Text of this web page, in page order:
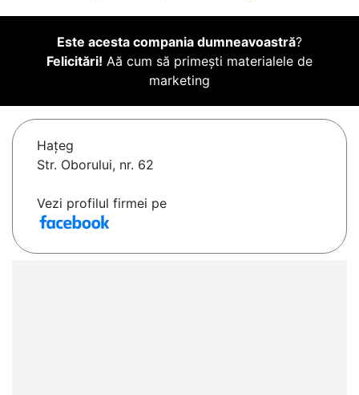
Este acesta compania dumneavoastră?
Felicitări! Aă cum să primești materialele de
marketing
Haţeg
Str. Oborului, nr. 62
Vezi profilul firmei pe